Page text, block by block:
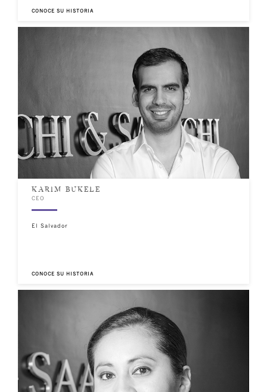
CONOCE SU HISTORIA
KARIM BUKELE
CEO
El Salvador
CONOCE SU HISTORIA